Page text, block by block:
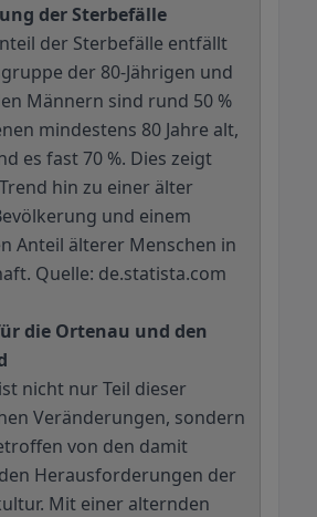
der Sterbefälle
der Sterbefälle entfällt
der 80-Jährigen und
Männern sind rund 50 %
mindestens 80 Jahre alt,
es fast 70 %. Dies zeigt
hin zu einer älter
und einem
Anteil älterer Menschen in
Quelle: de.statista.com
die Ortenau und den
nicht nur Teil dieser
Veränderungen, sondern
von den damit
Herausforderungen der
Mit einer alternden